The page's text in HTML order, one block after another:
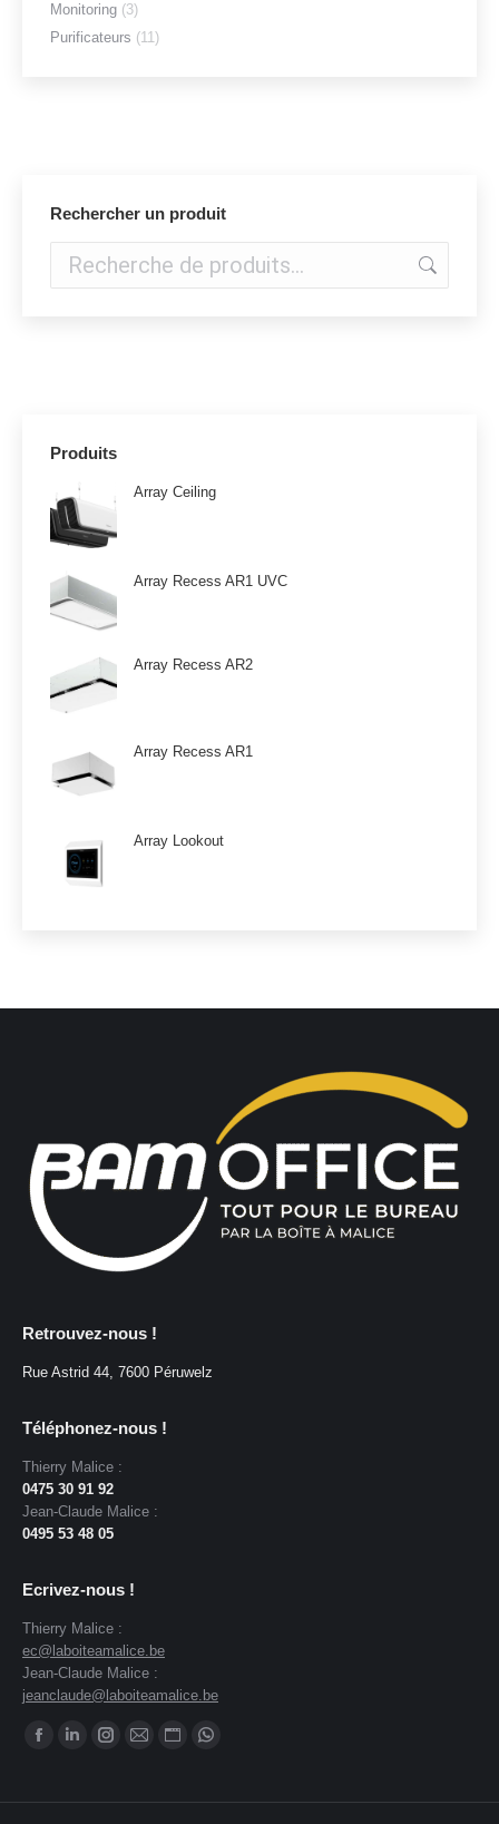
Monitoring (3)
Purificateurs (11)
Rechercher un produit
Produits
Array Ceiling
Array Recess AR1 UVC
Array Recess AR2
Array Recess AR1
Array Lookout
Retrouvez-nous !
Rue Astrid 44, 7600 Péruwelz
Téléphonez-nous !
Thierry Malice :
0475 30 91 92
Jean-Claude Malice :
0495 53 48 05
Ecrivez-nous !
Thierry Malice :
ec@laboiteamalice.be
Jean-Claude Malice :
jeanclaude@laboiteamalice.be
Trouvez nous sur :
Facebook
opens
LinkedIn
opens
Instagram
opens
E-
page
Site
page
WhatsApp
opens